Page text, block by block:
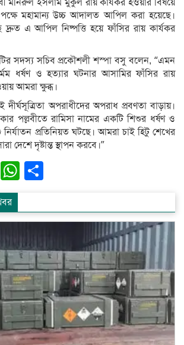
মনিরুল ইসলাম মুকুল রায় কার্যকর হওয়ার বিষয়ে
মহামান্য উচ্চ আদালত আপিল করা হয়েছে।
দ্রুত এ আপিল নিষ্পত্তি হয়ে ফাঁসির রায় কার্যকর
সদস্য সচিব প্রকৌশলী শস্পা বসু বলেন, “এমন
ধর্ষণ ও হত্যার ঘটনার আসামির ফাঁসির রায়
আমরা ক্ষুব্ধ।
দীর্ঘসূত্রিতা অপরাধীদের অপরাধ প্রবণতা বাড়ায়।
পল্লবীতে রামিসা নামের একটি শিশুর ধর্ষণ ও
প্রতিনিয়ত ঘটছে। আমরা চাই হিটু শেখের
দেশে দৃষ্টান্ত স্থাপন করবে।”
EmailWhatsApp